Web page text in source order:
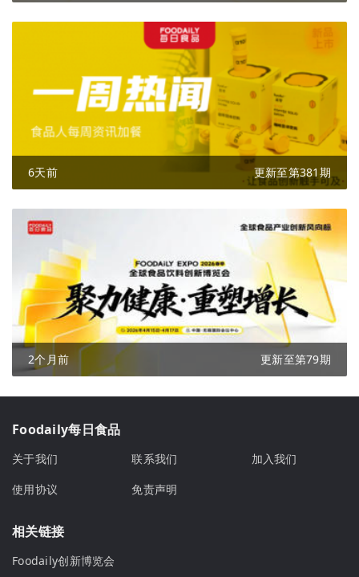
6天前 更新至第381期
2个月前 更新至第79期
Foodaily每日食品
关于我们 联系我们
加入我们
使用协议
免责声明
相关链接
Foodaily创新博览会